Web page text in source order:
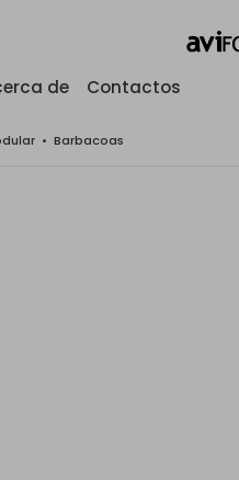
de Contactos
• Barbacoas